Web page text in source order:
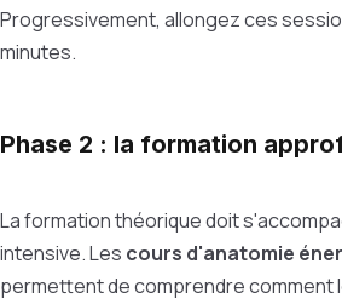
Progressivement, allongez ces
minutes.
Phase 2 : la formation
La formation théorique doit
intensive. Les cours d'anatomie
permettent de comprendre comment